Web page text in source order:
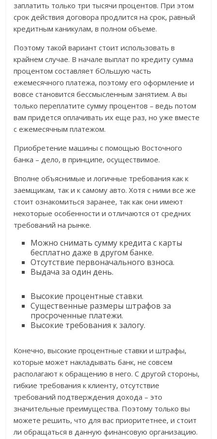
заплатить только три тысячи процентов. При этом
срок действия договора продлится на срок, равный
кредитным каникулам, в полном объеме.
Поэтому такой вариант стоит использовать в
крайнем случае. В начале выплат по кредиту сумма
процентом составляет бОльшую часть
ежемесячного платежа, поэтому его оформление и
вовсе становится бессмысленным занятием. А вы
только переплатите сумму процентов – ведь потом
вам придется оплачивать их еще раз, но уже вместе
с ежемесячным платежом.
Приобретение машины с помощью Восточного
банка – дело, в принципе, осуществимое.
Вполне объяснимые и логичные требования как к
заемщикам, так и к самому авто. Хотя с ними все же
стоит ознакомиться заранее, так как они имеют
некоторые особенности и отличаются от средних
требований на рынке.
Можно снимать сумму кредита с карты
бесплатно даже в другом банке.
Отсутствие первоначального взноса.
Выдача за один день.
Высокие процентные ставки.
Существенные размеры штрафов за
просроченные платежи.
Высокие требования к залогу.
Конечно, высокие процентные ставки и штрафы,
которые может накладывать банк, не совсем
располагают к обращению в него. С другой стороны,
гибкие требования к клиенту, отсутствие
требований подтверждения дохода – это
значительные преимущества. Поэтому только вы
можете решить, что для вас приоритетнее, и стоит
ли обращаться в данную финансовую организацию.